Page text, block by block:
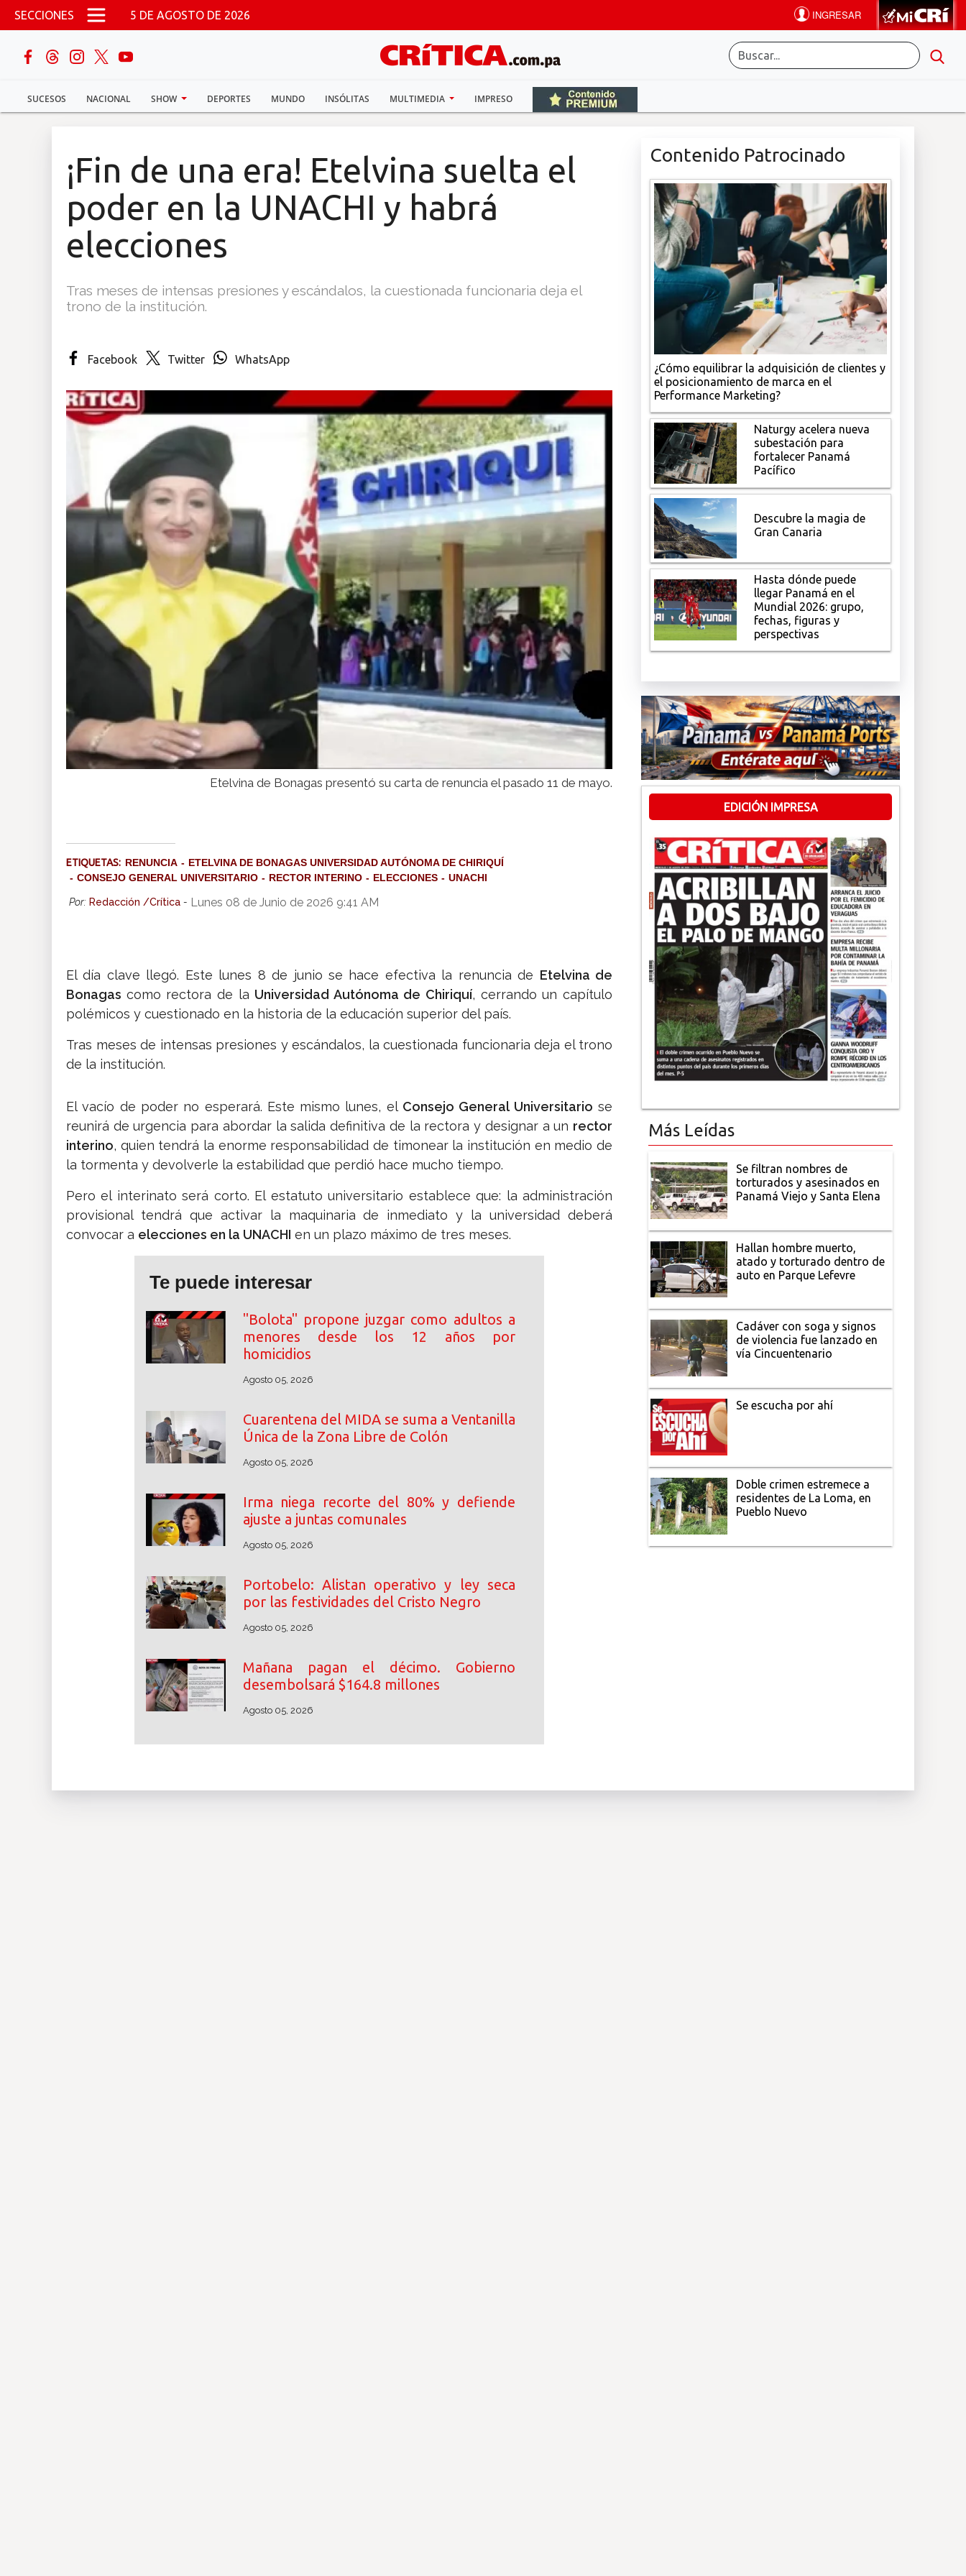
Pasar al contenido principal
SECCIONES 5 DE AGOSTO DE 2026
SUCESOS NACIONAL SHOW DEPORTES MUNDO INSÓLITAS MULTIMEDIA IMPRESO
buscar
Sucesos
Multimedia
¡Fin de una era! Etelvina suelta el
poder en la UNACHI y habrá
elecciones
Tras meses de intensas presiones y escándalos, la cuestionada funcionaria deja el
trono de la institución.
Facebook Twitter WhatsApp
Etelvina de Bonagas presentó su carta de renuncia el pasado 11 de mayo.
ETIQUETAS: RENUNCIA
ETELVINA DE BONAGAS UNIVERSIDAD AUTÓNOMA DE CHIRIQUÍ
CONSEJO GENERAL UNIVERSITARIO
RECTOR INTERINO ELECCIONES UNACHI
Por: Redacción /Crítica - Lunes 08 de Junio de 2026 9:41 AM
El día clave llegó. Este lunes 8 de junio se hace efectiva la renuncia de Etelvina de
Bonagas como rectora de la Universidad Autónoma de Chiriquí, cerrando un capítulo
polémicos y cuestionado en la historia de la educación superior del país.
Tras meses de intensas presiones y escándalos, la cuestionada funcionaria deja el trono
de la institución.
El vacío de poder no esperará. Este mismo lunes, el Consejo General Universitario se
reunirá de urgencia para abordar la salida definitiva de la rectora y designar a un rector
interino, quien tendrá la enorme responsabilidad de timonear la institución en medio de
la tormenta y devolverle la estabilidad que perdió hace mucho tiempo.
Pero el interinato será corto. El estatuto universitario establece que: la administración
provisional tendrá que activar la maquinaria de inmediato y la universidad deberá
convocar a elecciones en la UNACHI en un plazo máximo de tres meses.
Te puede interesar
"Bolota" propone juzgar como adultos a
menores desde los 12 años por
homicidios
Agosto 05, 2026
Cuarentena del MIDA se suma a Ventanilla
Única de la Zona Libre de Colón
Agosto 05, 2026
Irma niega recorte del 80% y defiende
ajuste a juntas comunales
Agosto 05, 2026
Portobelo: Alistan operativo y ley seca
por las festividades del Cristo Negro
Agosto 05, 2026
Mañana pagan el décimo. Gobierno
desembolsará $164.8 millones
Agosto 05, 2026
Contenido Patrocinado
¿Cómo equilibrar la adquisición de clientes y
el posicionamiento de marca en el
Performance Marketing?
Naturgy acelera nueva
subestación para
fortalecer Panamá
Pacífico
Descubre la magia de
Gran Canaria
Hasta dónde puede
llegar Panamá en el
Mundial 2026: grupo,
fechas, figuras y
perspectivas
EDICIÓN IMPRESA
Más Leídas
Se filtran nombres de
torturados y asesinados en
Panamá Viejo y Santa Elena
Hallan hombre muerto,
atado y torturado dentro de
auto en Parque Lefevre
Cadáver con soga y signos
de violencia fue lanzado en
vía Cincuentenario
Se escucha por ahí
Doble crimen estremece a
residentes de La Loma, en
Pueblo Nuevo